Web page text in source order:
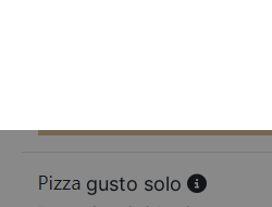
gusto solo